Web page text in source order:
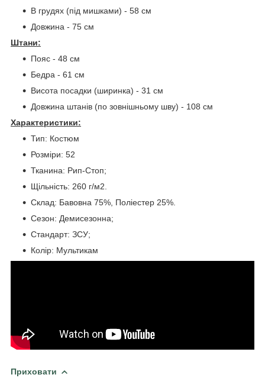
В грудях (під мишками) - 58 см
Довжина - 75 см
Штани:
Пояс - 48 см
Бедра - 61 см
Висота посадки (ширинка) - 31 см
Довжина штанів (по зовнішньому шву) - 108 см
Характеристики:
Тип: Костюм
Розміри: 52
Тканина: Рип-Стоп;
Щільність: 260 г/м2.
Склад: Бавовна 75%, Поліестер 25%.
Сезон: Демисезонна;
Стандарт: ЗСУ;
Колір: Мультикам
Приховати